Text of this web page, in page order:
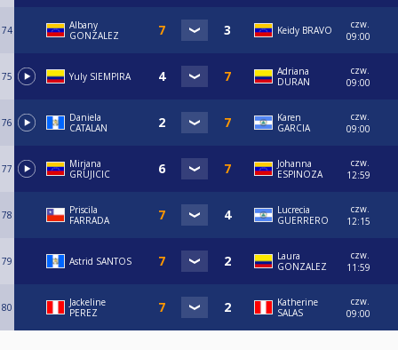
74
Albany
GONZALEZ
Keidy BRAVO
czw.
09:00
75 Yuly SIEMPIRA
Adriana
DURAN
czw.
09:00
76
Daniela
CATALAN
Karen
GARCIA
czw.
09:00
77
Mirjana
GRUJICIC
Johanna
ESPINOZA
czw.
12:59
78
Priscila
FARRADA
Lucrecia
GUERRERO
czw.
12:15
79 Astrid SANTOS
Laura
GONZALEZ
czw.
11:59
80
Jackeline
PEREZ
Katherine
SALAS
czw.
09:00